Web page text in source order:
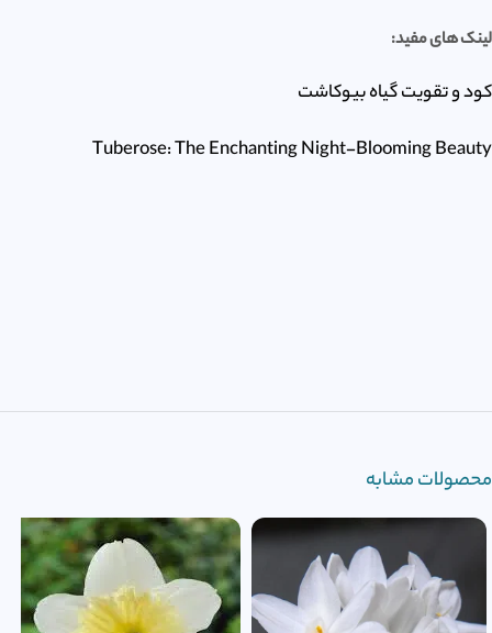
لینک های مفید:
کود و تقویت گیاه بیوکاشت
Tuberose: The Enchanting Night-Blooming Beauty
محصولات مشابه